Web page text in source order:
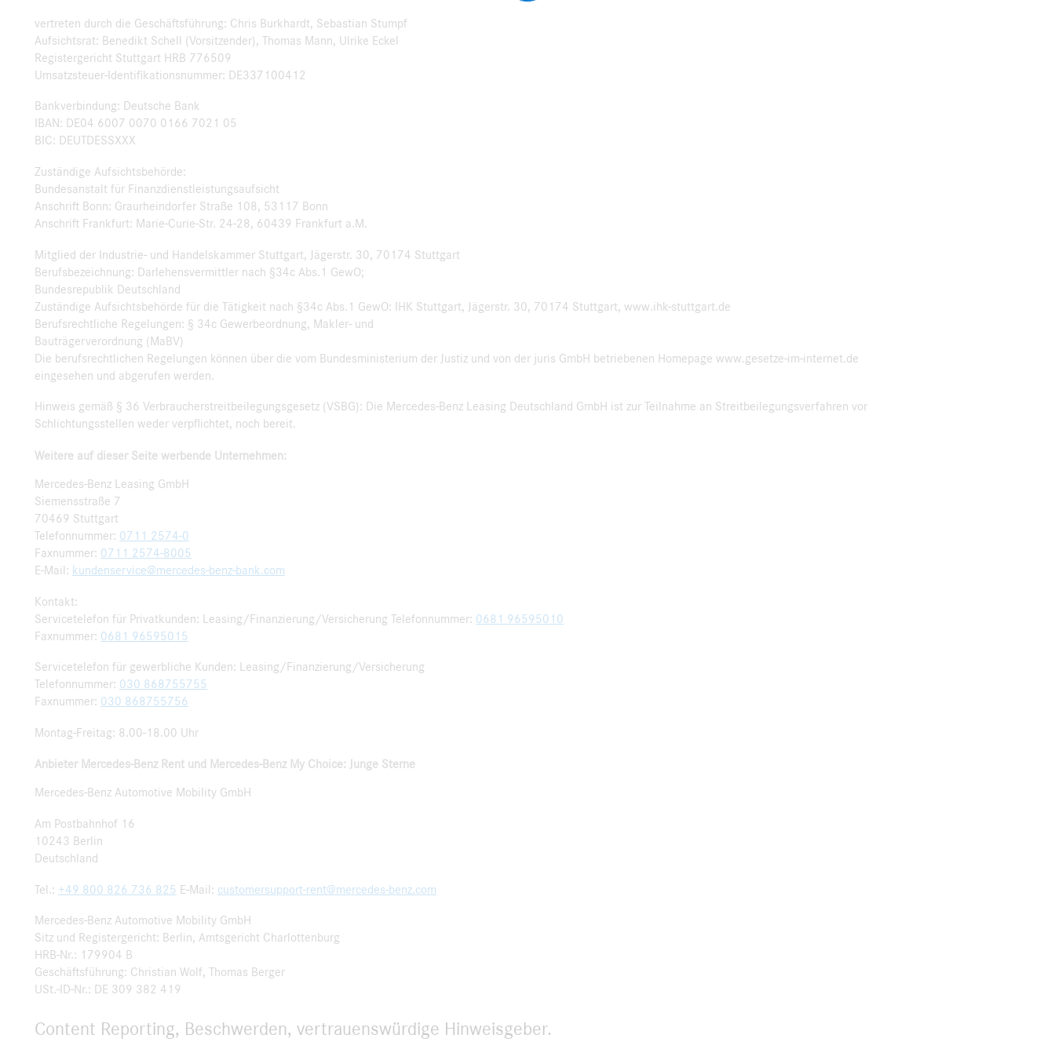
vertreten durch die Geschäftsführung: Chris Burkhardt, Sebastian Stumpf
Aufsichtsrat: Benedikt Schell (Vorsitzender), Thomas Mann, Ulrike Eckel
Registergericht Stuttgart HRB 776509
Umsatzsteuer-Identifikationsnummer: DE337100412
Bankverbindung: Deutsche Bank
IBAN: DE04 6007 0070 0166 7021 05
BIC: DEUTDESSXXX
Zuständige Aufsichtsbehörde:
Bundesanstalt für Finanzdienstleistungsaufsicht
Anschrift Bonn: Graurheindorfer Straße 108, 53117 Bonn
Anschrift Frankfurt: Marie-Curie-Str. 24-28, 60439 Frankfurt a.M.
Mitglied der Industrie- und Handelskammer Stuttgart, Jägerstr. 30, 70174 Stuttgart
Berufsbezeichnung: Darlehensvermittler nach §34c Abs.1 GewO;
Bundesrepublik Deutschland
Zuständige Aufsichtsbehörde für die Tätigkeit nach §34c Abs.1 GewO: IHK Stuttgart, Jägerstr. 30, 70174 Stuttgart, www.ihk-stuttgart.de
Berufsrechtliche Regelungen: § 34c Gewerbeordnung, Makler- und
Bauträgerverordnung (MaBV)
Die berufsrechtlichen Regelungen können über die vom Bundesministerium der Justiz und von der juris GmbH betriebenen Homepage www.gesetze-im-internet.de
eingesehen und abgerufen werden.
Hinweis gemäß § 36 Verbraucherstreitbeilegungsgesetz (VSBG): Die Mercedes-Benz Leasing Deutschland GmbH ist zur Teilnahme an Streitbeilegungsverfahren vor
Schlichtungsstellen weder verpflichtet, noch bereit.
Weitere auf dieser Seite werbende Unternehmen:
Mercedes-Benz Leasing GmbH
Siemensstraße 7
70469 Stuttgart
Telefonnummer: 0711 2574-0
Faxnummer: 0711 2574-8005
E-Mail: kundenservice@mercedes-benz-bank.com
Kontakt:
Servicetelefon für Privatkunden: Leasing/Finanzierung/Versicherung Telefonnummer: 0681 96595010
Faxnummer: 0681 96595015
Servicetelefon für gewerbliche Kunden: Leasing/Finanzierung/Versicherung
Telefonnummer: 030 868755755
Faxnummer: 030 868755756
Montag-Freitag: 8.00-18.00 Uhr
Anbieter Mercedes-Benz Rent und Mercedes-Benz My Choice: Junge Sterne
Mercedes-Benz Automotive Mobility GmbH
Am Postbahnhof 16
10243 Berlin
Deutschland
Tel.: +49 800 826 736 825 E-Mail: customersupport-rent@mercedes-benz.com
Mercedes-Benz Automotive Mobility GmbH
Sitz und Registergericht: Berlin, Amtsgericht Charlottenburg
HRB-Nr.: 179904 B
Geschäftsführung: Christian Wolf, Thomas Berger
USt.-ID-Nr.: DE 309 382 419
Content Reporting, Beschwerden, vertrauenswürdige Hinweisgeber.